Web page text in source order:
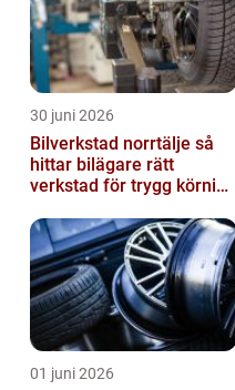
30 juni 2026
Bilverkstad norrtälje så
hittar bilägare rätt
verkstad för trygg körning
01 juni 2026